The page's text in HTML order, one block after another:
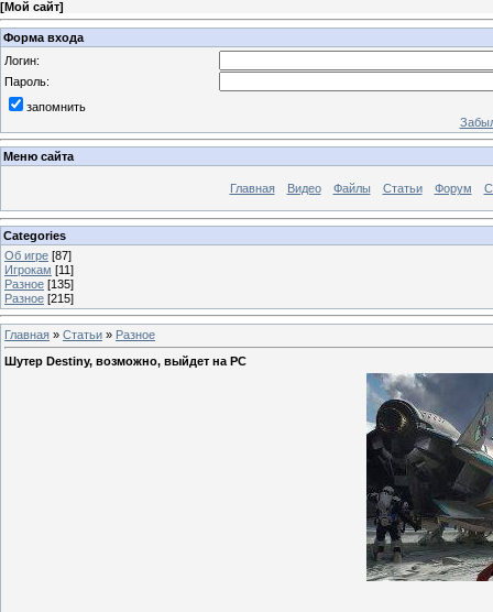
[Мой сайт]
Форма входа
Логин:
Пароль:
запомнить
Меню сайта
Главная Видео Файлы Статьи Форум
Categories
Об игре [87]
Игрокам [11]
Разное [135]
Разное [215]
Главная » Статьи » Разное
Шутер Destiny, возможно, выйдет на PC